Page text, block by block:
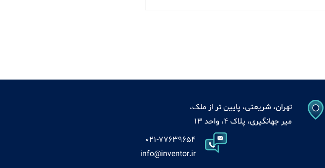
تهران، شریعتی، پایین تر از ملک،
میر جهانگیری، پلاک 4، واحد 13
021-77639654
info@inventor.ir